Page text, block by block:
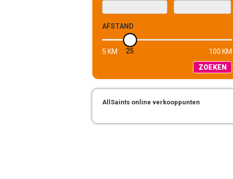
AFSTAND
5 KM 25
100 KM
ZOEKEN
AllSaints online verkooppunten